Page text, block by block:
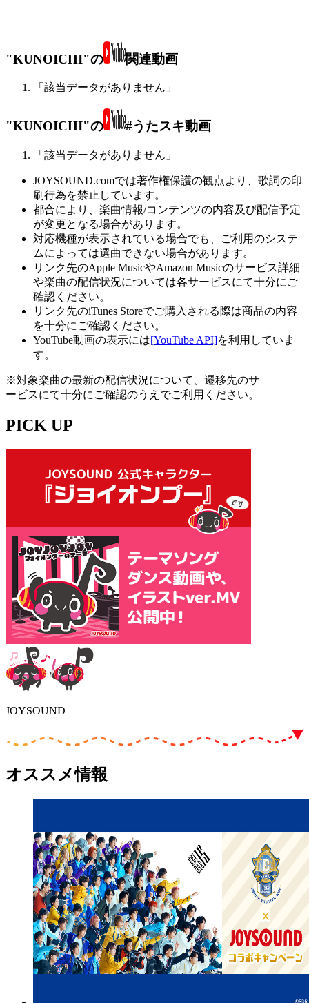
"KUNOICHI"の 関連動画
「該当データがありません」
"KUNOICHI"の #うたスキ動画
「該当データがありません」
JOYSOUND.comでは著作権保護の観点より、歌詞の印
刷行為を禁止しています。
都合により、楽曲情報/コンテンツの内容及び配信予定
が変更となる場合があります。
対応機種が表示されている場合でも、ご利用のシステ
ムによっては選曲できない場合があります。
リンク先のApple MusicやAmazon Musicのサービス詳細
や楽曲の配信状況については各サービスにて十分にご
確認ください。
リンク先のiTunes Storeでご購入される際は商品の内容
を十分にご確認ください。
YouTube動画の表示には[YouTube API]を利用していま
す。
※対象楽曲の最新の配信状況について、遷移先のサ
ービスにて十分にご確認のうえでご利用ください。
PICK UP
JOYSOUND
オススメ情報